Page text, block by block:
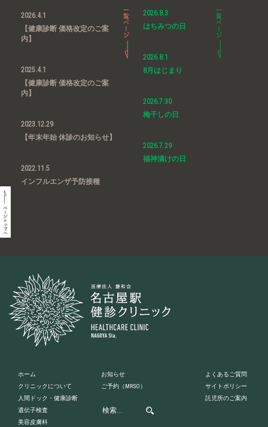
2026.4.1
【健康診断 価格改定のご案
内】
2025.4.1
【健康診断 価格改定のご案
内】
2023.12.29
【年末年始 休診のお知らせ】
2022.11.5
インフルエンザ予防接種
2026.8.3
はちみつの日
2026.8.1
8月はじまり
2026.7.30
梅干しの日
2026.7.29
福神漬けの日
ホーム
クリニックについて
人間ドック・健康診断
遺伝子検査
美容皮膚科
お知らせ
ご予約 （MRSO）
よくあるご質問
サイトポリシー
託児所のご案内